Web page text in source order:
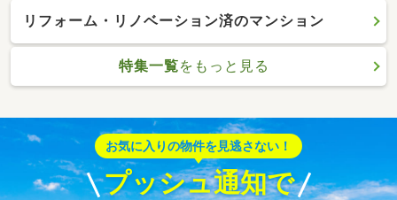
リフォーム・リノベーション済のマンション
特集一覧をもっと見る
お気に入りの物件を見逃さない！
プッシュ通知で